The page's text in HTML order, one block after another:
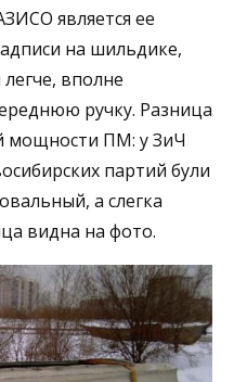
является ее
на шильдике,
вполне
ручку. Разница
мощности ПМ: у ЗиЧ
партий були
а слегка
видна на фото.